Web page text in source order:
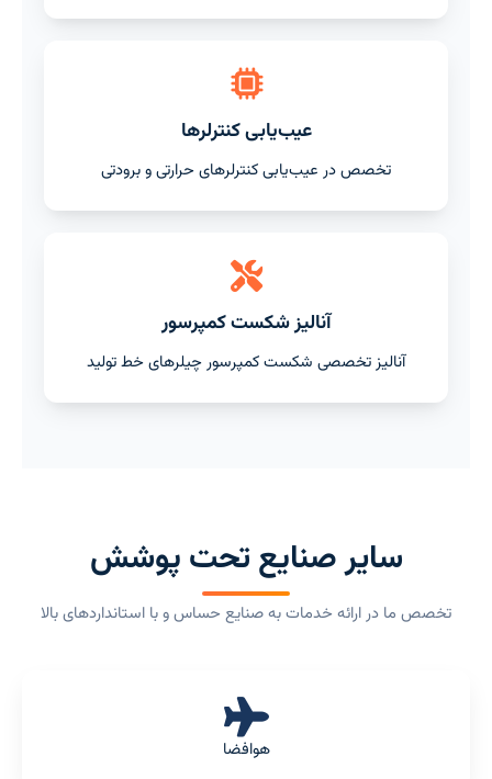
عیب‌یابی کنترلرها
تخصص در عیب‌یابی کنترلرهای حرارتی و برودتی
آنالیز شکست کمپرسور
آنالیز تخصصی شکست کمپرسور چیلرهای خط تولید
سایر صنایع تحت پوشش
تخصص ما در ارائه خدمات به صنایع حساس و با استانداردهای بالا
هوافضا